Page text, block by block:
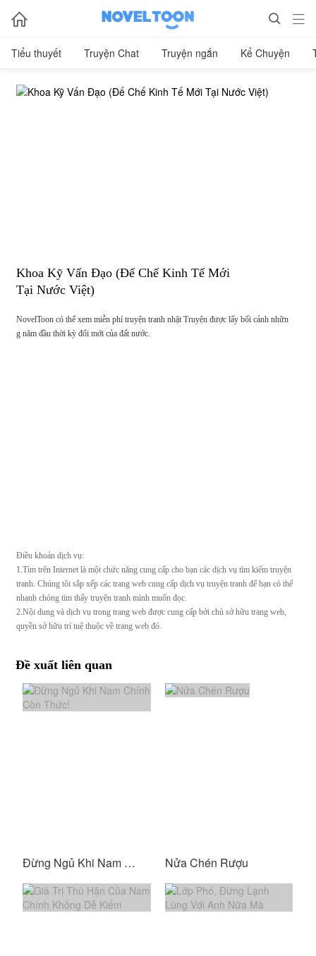
  
Tiểu thuyết Truyện Chat Truyện ngắn Kể Chuyện
Khoa Kỹ Vấn Đạo (Đế Chế Kinh Tế Mới
Tại Nước Việt)
NovelToon có thể xem miễn phí truyện tranh nhật Truyện được lấy bối cảnh nhữn
g năm đầu thời kỳ đổi mới của đất nước.
Điều khoản dịch vụ:
1.Tìm trên Internet là một chức năng cung cấp cho bạn các dịch vụ tìm kiếm truyện
tranh. Chúng tôi sắp xếp các trang web cung cấp dịch vụ truyện tranh để bạn có thể
nhanh chóng tìm thấy truyện tranh mình muốn đọc.
2.Nội dung và dịch vụ trong trang web được cung cấp bởi chủ sở hữu trang web,
quyền sở hữu trí tuệ thuộc về trang web đó.
Đề xuất liên quan
Đừng Ngủ Khi Nam Chính Còn Thức! Nửa Chén Rượu